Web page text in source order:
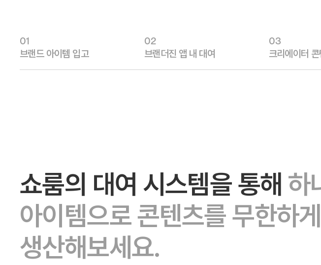
01
브랜드 아이템 입고
02
브랜더진 앱 내 대여
03
크리에이터
쇼룸의 대여 시스템을 통해 하
아이템으로 콘텐츠를 무한하게
생산해보세요.